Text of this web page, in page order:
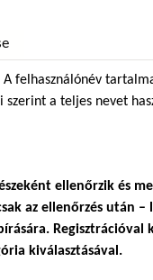
felhasználónév
szerint a teljes nevet
ellenőrzik és
az ellenőrzés után
Regisztrációval
kiválasztásával.